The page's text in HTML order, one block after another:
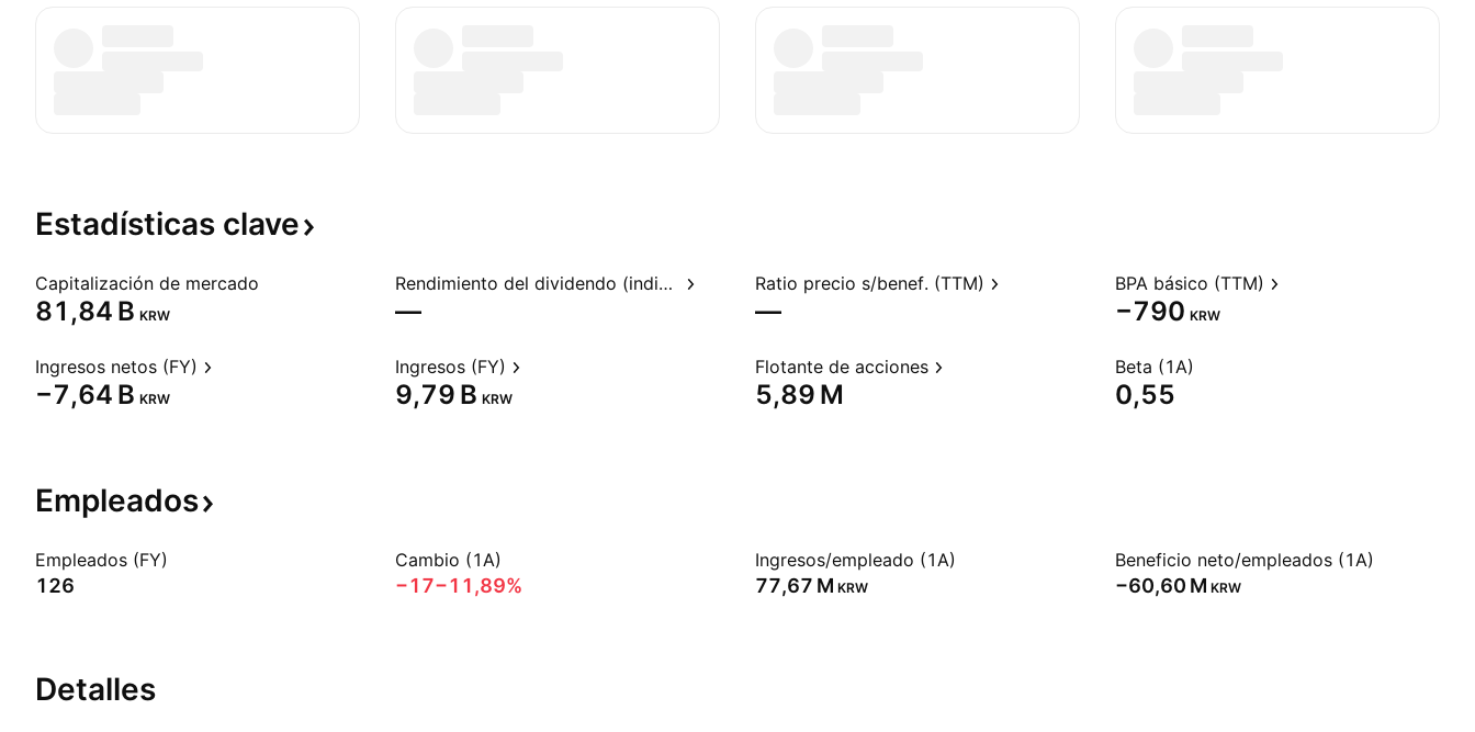
Estadísticas clave
Capitalización de mercado
‪81,84 B‬ KRW
Rendimiento del dividendo (indicado)
—
Ratio precio s/benef. (TTM)
—
BPA básico (TTM)
−790 KRW
Ingresos netos (FY)
‪−7,64 B‬ KRW
Ingresos (FY)
‪9,79 B‬ KRW
Flotante de acciones
‪5,89 M‬
Beta (1A)
0,55
Empleados
Empleados (FY)
126
Cambio (1A)
−17−11,89%
Ingresos/empleado (1A)
‪77,67 M‬ KRW
Beneficio neto/empleados (1A)
‪−60,60 M‬ KRW
Detalles